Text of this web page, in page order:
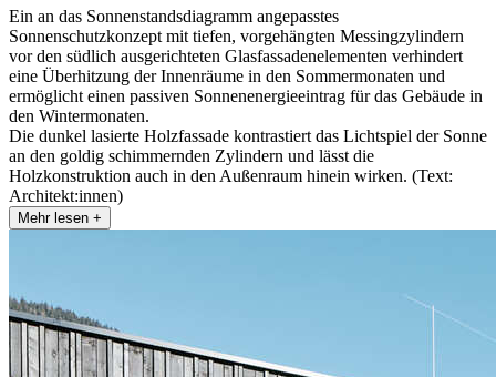
Ein an das Sonnenstandsdiagramm angepasstes
Sonnenschutzkonzept mit tiefen, vorgehängten Messingzylindern
vor den südlich ausgerichteten Glasfassadenelementen verhindert
eine Überhitzung der Innenräume in den Sommermonaten und
ermöglicht einen passiven Sonnenenergieeintrag für das Gebäude in
den Wintermonaten.
Die dunkel lasierte Holzfassade kontrastiert das Lichtspiel der Sonne
an den goldig schimmernden Zylindern und lässt die
Holzkonstruktion auch in den Außenraum hinein wirken. (Text:
Architekt:innen)
Mehr lesen +